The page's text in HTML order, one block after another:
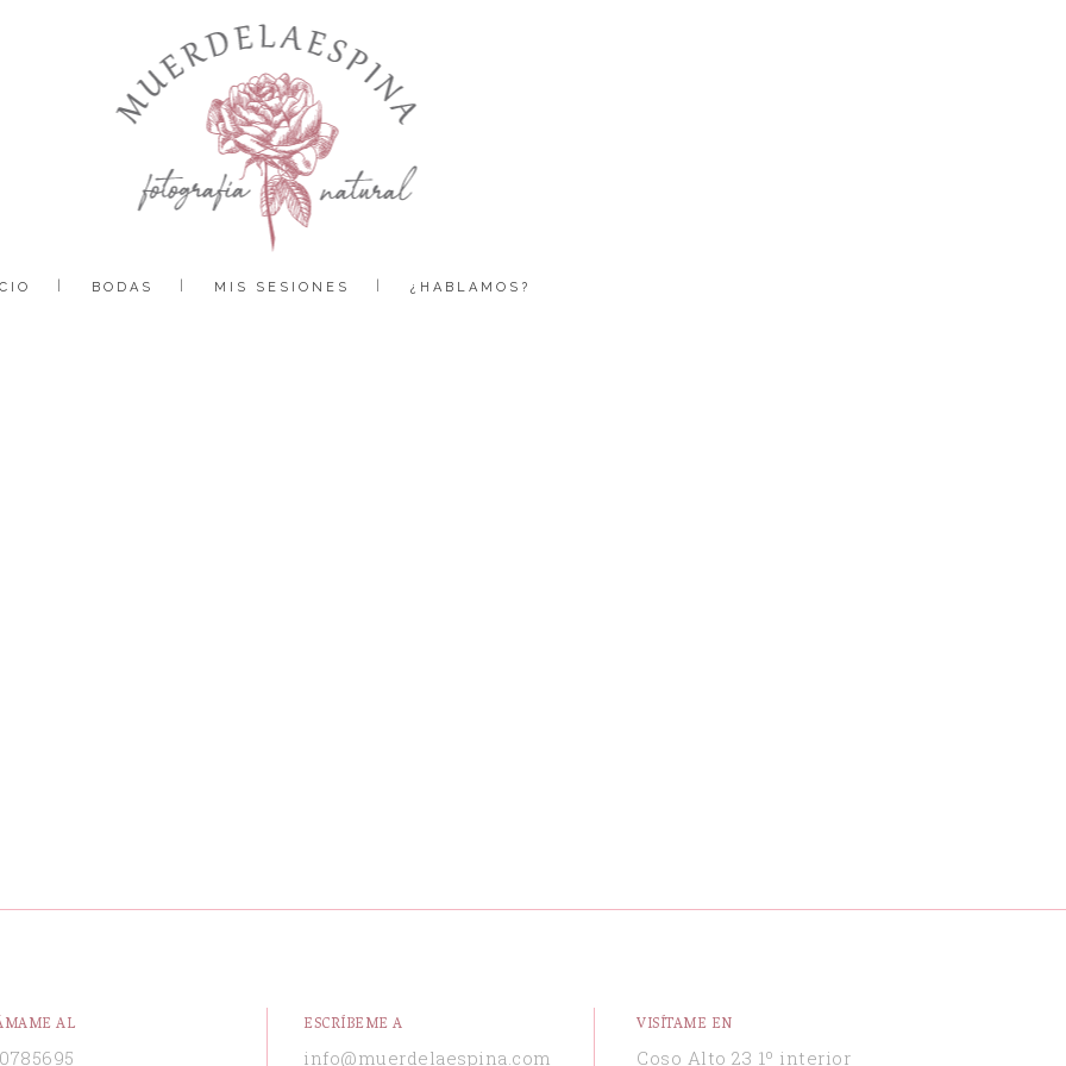
BODAS MIS SESIONES ¿HABLAMOS?
AL ESCRÍBEME A
info@muerdelaespina.com
VISÍTAME EN
Coso Alto 23 1º interior